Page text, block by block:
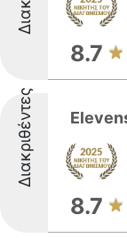
8.7
Διακριθέντες
8.7